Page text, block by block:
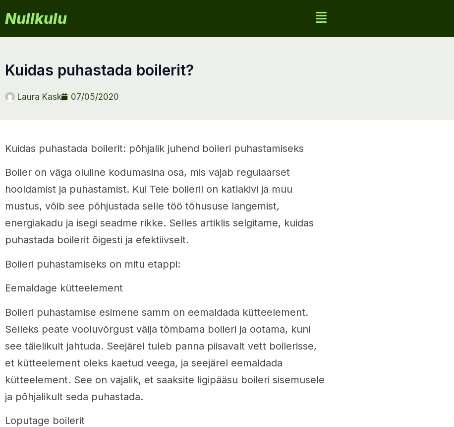
Nullkulu
kuidas puhastada boilerit?
Laura Kask 07/05/2020
Kuidas puhastada boilerit: põhjalik juhend boileri puhastamiseks
Boiler on väga oluline kodumasina osa, mis vajab regulaarset
hooldamist ja puhastamist. Kui Teie boileril on katlakivi ja muu
mustus, võib see põhjustada selle töö tõhususe langemist,
energiakadu ja isegi seadme rikke. Selles artiklis selgitame, kuidas
puhastada boilerit õigesti ja efektiivselt.
Boileri puhastamiseks on mitu etappi:
Eemaldage kütteelement
Boileri puhastamise esimene samm on eemaldada kütteelement.
Selleks peate vooluvõrgust välja tõmbama boileri ja ootama, kuni
see täielikult jahtuda. Seejärel tuleb panna piisavalt vett boilerisse,
et kütteelement oleks kaetud veega, ja seejärel eemaldada
kütteelement. See on vajalik, et saaksite ligipääsu boileri sisemusele
ja põhjalikult seda puhastada.
Loputage boilerit